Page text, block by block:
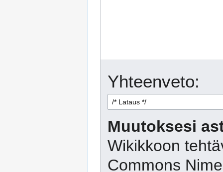
Yhteenveto:
Muutoksesi
Wikikkoon
Commons